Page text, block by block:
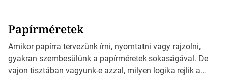
Illustratorban készült vektorgrafika. *Hirdetés Minden
esetben konzultáljunk a nyomdával, mielőtt elkezdjük a
nyomdai előkészítést!Nehogy az elkészült munka után
derüljön ki, hogy valamit másképp kellett volna csinálni! […]
Papírméretek
Amikor papírra tervezünk írni, nyomtatni vagy rajzolni,
gyakran szembesülünk a papírméretek sokaságával. De
vajon tisztában vagyunk-e azzal, milyen logika rejlik a